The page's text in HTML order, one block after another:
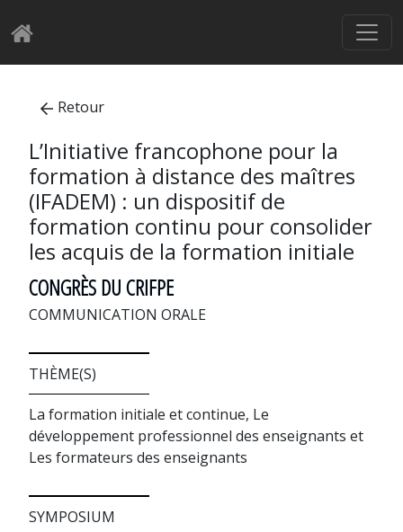
Retour
L’Initiative francophone pour la
formation à distance des maîtres
(IFADEM) : un dispositif de
formation continu pour consolider
les acquis de la formation initiale
CONGRÈS DU CRIFPE
COMMUNICATION ORALE
THÈME(S)
La formation initiale et continue, Le
développement professionnel des enseignants et
Les formateurs des enseignants
SYMPOSIUM